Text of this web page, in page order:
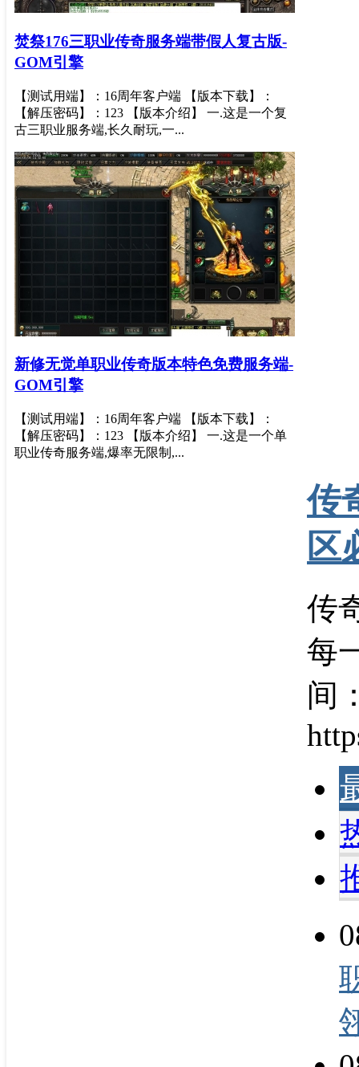
焚祭176三职业传奇服务端带假人复古版-
GOM引擎
【测试用端】：16周年客户端 【版本下载】：
【解压密码】：123 【版本介绍】 一.这是一个复
古三职业服务端,长久耐玩,一...
新修无觉单职业传奇版本特色免费服务端-
GOM引擎
【测试用端】：16周年客户端 【版本下载】：
【解压密码】：123 【版本介绍】 一.这是一个单
职业传奇服务端,爆率无限制,...
传
区
传
每
间